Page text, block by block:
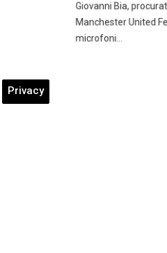
Giovanni Bia,
Manchester United
microfoni…
Privacy